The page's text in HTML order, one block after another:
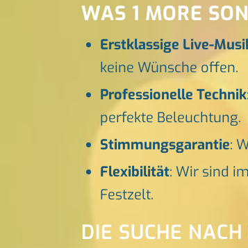
WAS 1 MORE
Erstklassige Live-
keine Wünsche offen.
Professionelle Technik
perfekte Beleuchtung.
Stimmungsgarantie:
Flexibilität: Wir sind
Festzelt.
DIE SUCHE